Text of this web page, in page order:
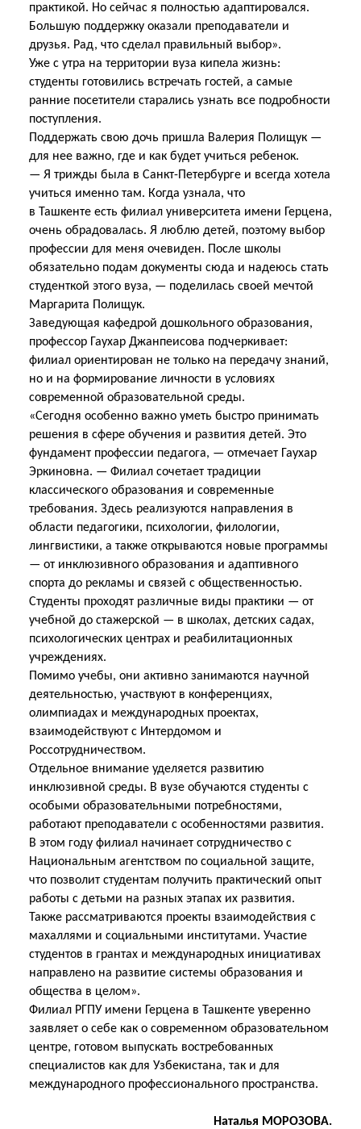
практикой. Но сейчас я полностью адаптировался.
Большую поддержку оказали преподаватели и
друзья. Рад, что сделал правильный выбор».
Уже с утра на территории вуза кипела жизнь:
студенты готовились встречать гостей, а самые
ранние посетители старались узнать все подробности
поступления.
Поддержать свою дочь пришла Валерия Полищук —
для нее важно, где и как будет учиться ребенок.
— Я трижды была в Санкт-Петербурге и всегда хотела
учиться именно там. Когда узнала, что
в Ташкенте есть филиал университета имени Герцена,
очень обрадовалась. Я люблю детей, поэтому выбор
профессии для меня очевиден. После школы
обязательно подам документы сюда и надеюсь стать
студенткой этого вуза, — поделилась своей мечтой
Маргарита Полищук.
Заведующая кафедрой дошкольного образования,
профессор Гаухар Джанпеисова подчеркивает:
филиал ориентирован не только на передачу знаний,
но и на формирование личности в условиях
современной образовательной среды.
«Сегодня особенно важно уметь быстро принимать
решения в сфере обучения и развития детей. Это
фундамент профессии педагога, — отмечает Гаухар
Эркиновна. — Филиал сочетает традиции
классического образования и современные
требования. Здесь реализуются направления в
области педагогики, психологии, филологии,
лингвистики, а также открываются новые программы
— от инклюзивного образования и адаптивного
спорта до рекламы и связей с общественностью.
Студенты проходят различные виды практики — от
учебной до стажерской — в школах, детских садах,
психологических центрах и реабилитационных
учреждениях.
Помимо учебы, они активно занимаются научной
деятельностью, участвуют в конференциях,
олимпиадах и международных проектах,
взаимодействуют с Интердомом и
Россотрудничеством.
Отдельное внимание уделяется развитию
инклюзивной среды. В вузе обучаются студенты с
особыми образовательными потребностями,
работают преподаватели с особенностями развития.
В этом году филиал начинает сотрудничество с
Национальным агентством по социальной защите,
что позволит студентам получить практический опыт
работы с детьми на разных этапах их развития.
Также рассматриваются проекты взаимодействия с
махаллями и социальными институтами. Участие
студентов в грантах и международных инициативах
направлено на развитие системы образования и
общества в целом».
Филиал РГПУ имени Герцена в Ташкенте уверенно
заявляет о себе как о современном образовательном
центре, готовом выпускать востребованных
специалистов как для Узбекистана, так и для
международного профессионального пространства.
Наталья МОРОЗОВА.